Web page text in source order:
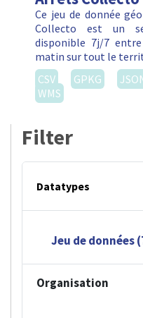
Ce jeu de donnée
Collecto est un
disponible 7j/7
matin sur tout le
CSV
GPKG
WMS
Filter
Datatypes
Jeu de données
Organisation